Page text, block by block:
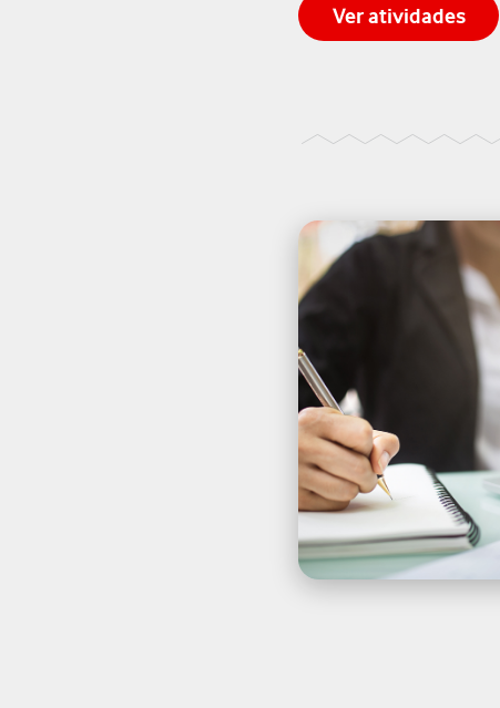
Ver atividades